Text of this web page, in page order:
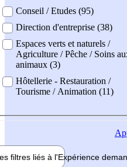
Conseil / Etudes (95)
Direction d'entreprise (38)
Espaces verts et naturels /
Agriculture / Pêche / Soins
animaux (3)
Hôtellerie - Restauration /
Tourisme / Animation (11)
filtres liés à l'Expérience